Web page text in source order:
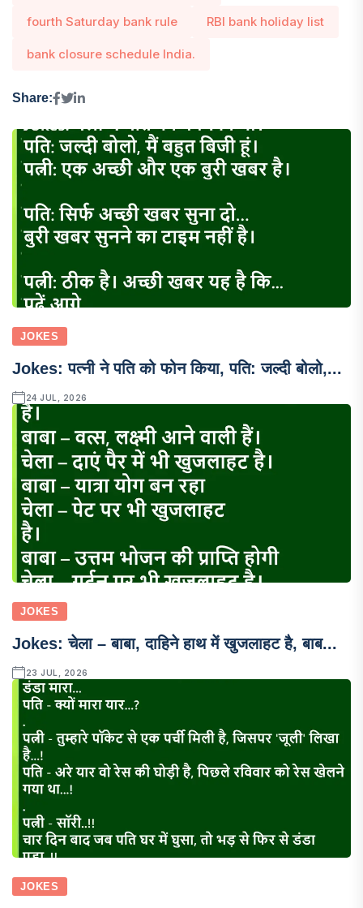
fourth Saturday bank rule RBI bank holiday list
bank closure schedule India.
Share:
JOKES
Jokes: पत्नी ने पति को फोन किया, पति: जल्दी बोलो,...
24 JUL, 2026
JOKES
Jokes: चेला – बाबा, दाहिने हाथ में खुजलाहट है, बाब...
23 JUL, 2026
JOKES